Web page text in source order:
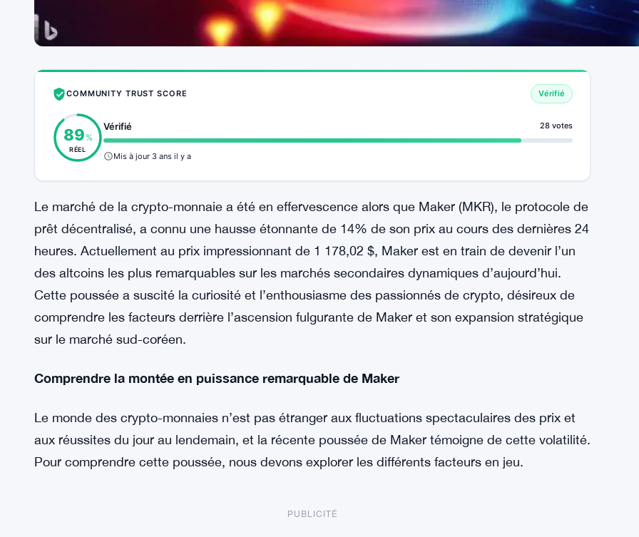
COMMUNITY TRUST SCORE Vérifié
89 %
RÉEL
Vérifié 28 votes
Mis à jour 3 ans il y a
Le marché de la crypto-monnaie a été en effervescence alors que Maker (MKR), le protocole de
prêt décentralisé, a connu une hausse étonnante de 14% de son prix au cours des dernières 24
heures. Actuellement au prix impressionnant de 1 178,02 $, Maker est en train de devenir l’un
des altcoins les plus remarquables sur les marchés secondaires dynamiques d’aujourd’hui.
Cette poussée a suscité la curiosité et l’enthousiasme des passionnés de crypto, désireux de
comprendre les facteurs derrière l’ascension fulgurante de Maker et son expansion stratégique
sur le marché sud-coréen.
Comprendre la montée en puissance remarquable de Maker
Le monde des crypto-monnaies n’est pas étranger aux fluctuations spectaculaires des prix et
aux réussites du jour au lendemain, et la récente poussée de Maker témoigne de cette volatilité.
Pour comprendre cette poussée, nous devons explorer les différents facteurs en jeu.
PUBLICITÉ